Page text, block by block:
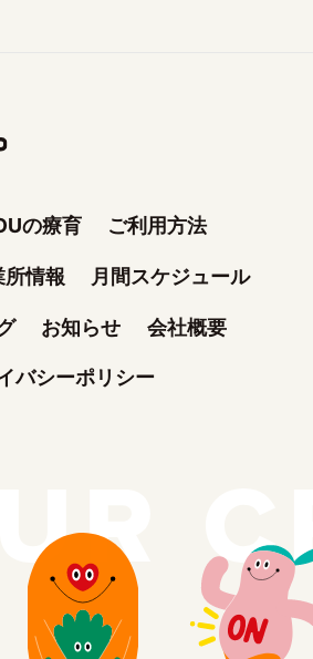
の療育 ご利用方法
所情報 月間スケジュール
お知らせ 会社概要
バシーポリシー